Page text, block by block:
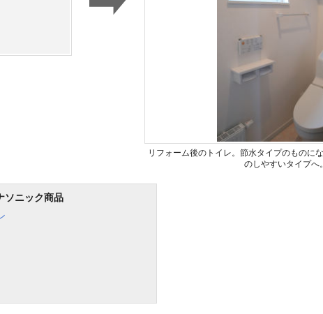
リフォーム後のトイレ。節水タイプのものに
のしやすいタイプへ
ソニック商品